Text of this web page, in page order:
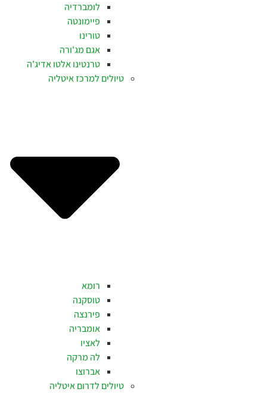
לומברדיה
פיימונטה
טורינו
אגם מג'ורה
טרנטינו אלטו אדיג'ה
טיולים למרכז איטליה
רומא
טוסקנה
פירנצה
אומבריה
לאציו
לה מרקה
אברוצו
טיולים לדרום איטליה